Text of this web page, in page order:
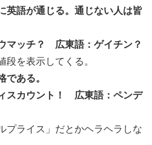
英語が通じる。通じない人は皆
マッチ？ 広東語：ゲイチン？
段を表示してくる。
である。
スカウント！ 広東語：ペンデ
プライス」だとかヘラヘラしな